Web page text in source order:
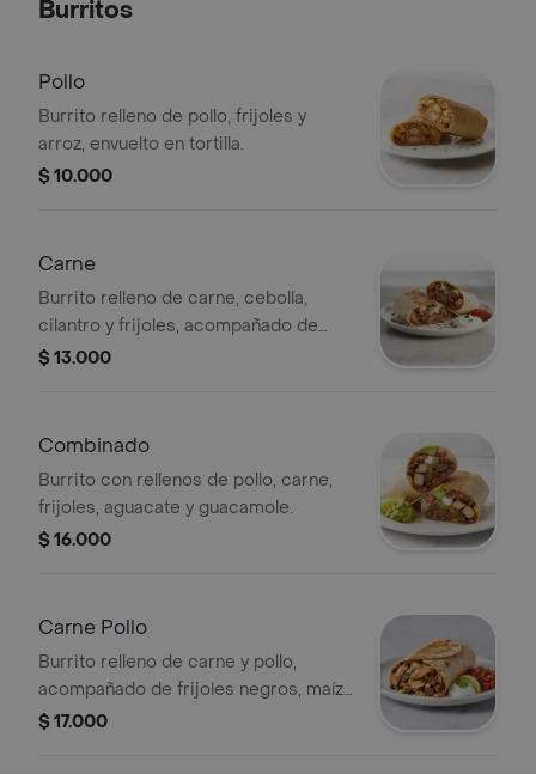
Burritos
Pollo
Burrito relleno de pollo, frijoles y
arroz, envuelto en tortilla.
$ 10.000
Carne
Burrito relleno de carne, cebolla,
cilantro y frijoles, acompañado de
salsa y crema.
$ 13.000
Combinado
Burrito con rellenos de pollo, carne,
frijoles, aguacate y guacamole.
$ 16.000
Carne Pollo
Burrito relleno de carne y pollo,
acompañado de frijoles negros, maíz
y arroz.
$ 17.000